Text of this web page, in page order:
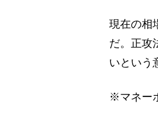
現在の相
だ。正攻
いという
※マネー